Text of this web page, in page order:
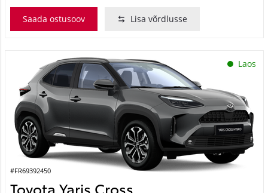
Saada ostusoov Lisa võrdlusse
Laos
#FR69392450
Toyota Yaris Cross